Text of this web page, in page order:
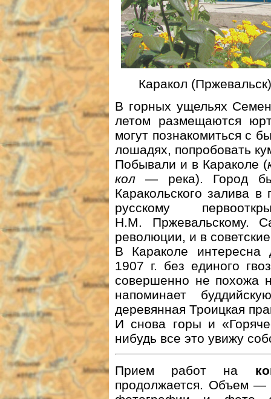
Каракол
В горных ущельях
летом размещаются
могут познакомиться с
лошадях, попробовать
Побывали и в Караколе (
кол — река). Город
Каракольского залива
русскому
Н.М. Пржевальскому.
революции, и в
В Караколе интересна
1907 г. без единого
совершенно не похожа
напоминает
деревянная Троицкая
И снова горы и
нибудь все это увижу
Прием работ на
продолжается. Объем